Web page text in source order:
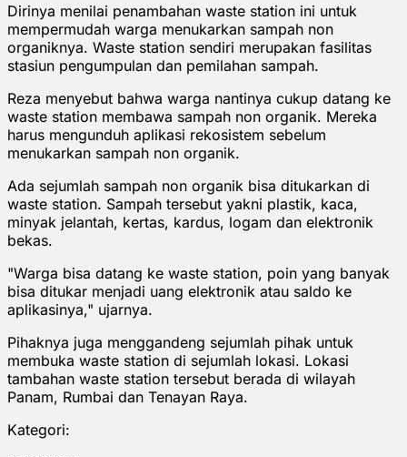
Dirinya menilai penambahan waste station ini untuk
mempermudah warga menukarkan sampah non
organiknya. Waste station sendiri merupakan fasilitas
stasiun pengumpulan dan pemilahan sampah.
Reza menyebut bahwa warga nantinya cukup datang ke
waste station membawa sampah non organik. Mereka
harus mengunduh aplikasi rekosistem sebelum
menukarkan sampah non organik.
Ada sejumlah sampah non organik bisa ditukarkan di
waste station. Sampah tersebut yakni plastik, kaca,
minyak jelantah, kertas, kardus, logam dan elektronik
bekas.
"Warga bisa datang ke waste station, poin yang banyak
bisa ditukar menjadi uang elektronik atau saldo ke
aplikasinya," ujarnya.
Pihaknya juga menggandeng sejumlah pihak untuk
membuka waste station di sejumlah lokasi. Lokasi
tambahan waste station tersebut berada di wilayah
Panam, Rumbai dan Tenayan Raya.
Kategori: